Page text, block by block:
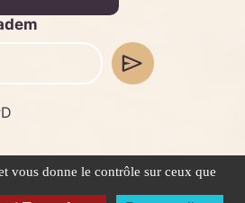
-Stafe.fr
Politique de confidentialité
vous donne le contrôle sur ceux que